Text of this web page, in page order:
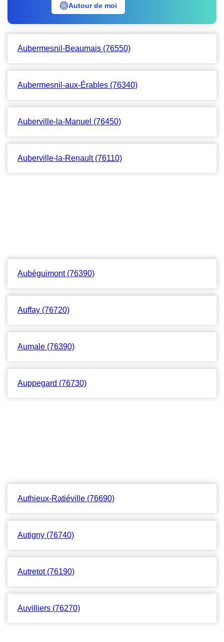
Autour de moi
Aubermesnil-Beaumais (76550)
Aubermesnil-aux-Érables (76340)
Auberville-la-Manuel (76450)
Auberville-la-Renault (76110)
Aubéguimont (76390)
Auffay (76720)
Aumale (76390)
Auppegard (76730)
Authieux-Ratiéville (76690)
Autigny (76740)
Autretot (76190)
Auvilliers (76270)